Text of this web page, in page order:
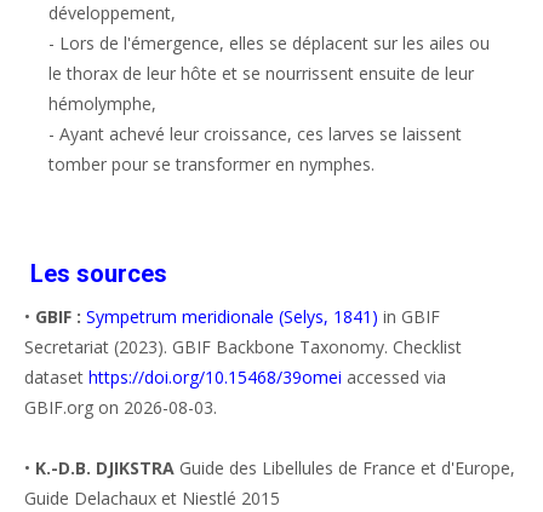
développement,
- Lors de l'émergence, elles se déplacent sur les ailes ou
le thorax de leur hôte et se nourrissent ensuite de leur
hémolymphe,
- Ayant achevé leur croissance, ces larves se laissent
Les sources
• GBIF : Sympetrum meridionale (Selys, 1841) in GBIF
Secretariat (2023). GBIF Backbone Taxonomy. Checklist
dataset https://doi.org/10.15468/39omei accessed via
GBIF.org on 2026-08-03.
• K.-D.B. DJIKSTRA Guide des Libellules de France et d'Europe,
Guide Delachaux et Niestlé 2015